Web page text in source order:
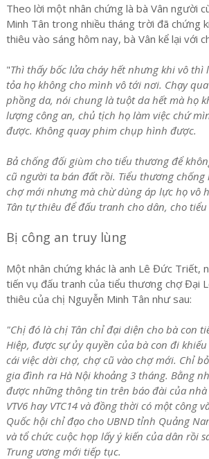
Theo lời một nhân chứng là bà Vân người
Minh Tân trong nhiều tháng trời đã chứng
thiêu vào sáng hôm nay, bà Vân kể lại với
"Thì thấy bốc lửa cháy hết nhưng khi vô
tỏa họ không cho mình vô tới nơi. Chạy
phồng da, nói chung là tuột da hết mà họ
lượng công an, chủ tịch họ làm việc chứ
được. Không quay phim chụp hình được.
Bả chống đối giùm cho tiểu thương để
cũ người ta bán đất rồi. Tiểu thương chống
chợ mới nhưng mà chừ dùng áp lực họ vô
Tân tự thiêu để đấu tranh cho dân, cho
Bị công an truy lùng
Một nhân chứng khác là anh Lê Đức Triết,
tiến vụ đấu tranh của tiểu thương chợ Đại
thiêu của chị Nguyễn Minh Tân như sau:
"Chị đó là chị Tân chỉ đại diện cho bà con
Hiệp, được sự ủy quyền của bà con đi
cái việc dời chợ, chợ cũ vào chợ mới. Chỉ
gia đình ra Hà Nội khoảng 3 tháng. Bằng
được những thông tin trên báo đài của nhà
VTV6 hay VTC14 và đồng thời có một công
Quốc hội chỉ đạo cho UBND tỉnh Quảng
và tổ chức cuộc họp lấy ý kiến của dân rồi
Trung ương mới tiếp tục.